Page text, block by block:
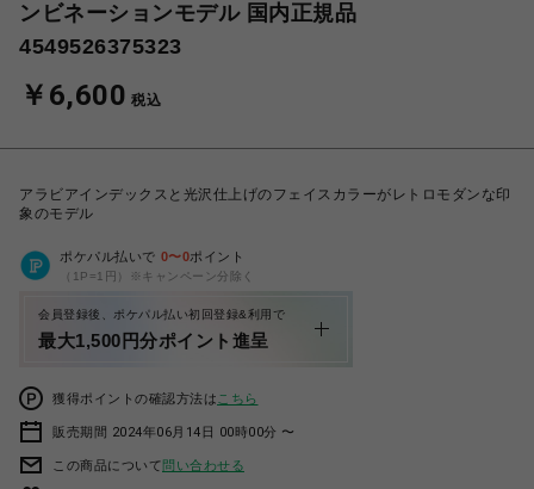
ンビネーションモデル 国内正規品
4549526375323
￥6,600 税込
アラビアインデックスと光沢仕上げのフェイスカラーがレトロモダンな印
象のモデル
ポケパル払いで 0〜0ポイント
（1P=1円）※キャンペーン分除く
会員登録後、ポケパル払い初回登録&利用で
最大1,500円分ポイント進呈
獲得ポイントの確認方法は こちら
販売期間 2024年06月14日 00時00分 〜
この商品について問い合わせる